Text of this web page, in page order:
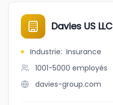
Davies US LLC
Industrie: Insurance
1001-5000 employés
davies-group.com